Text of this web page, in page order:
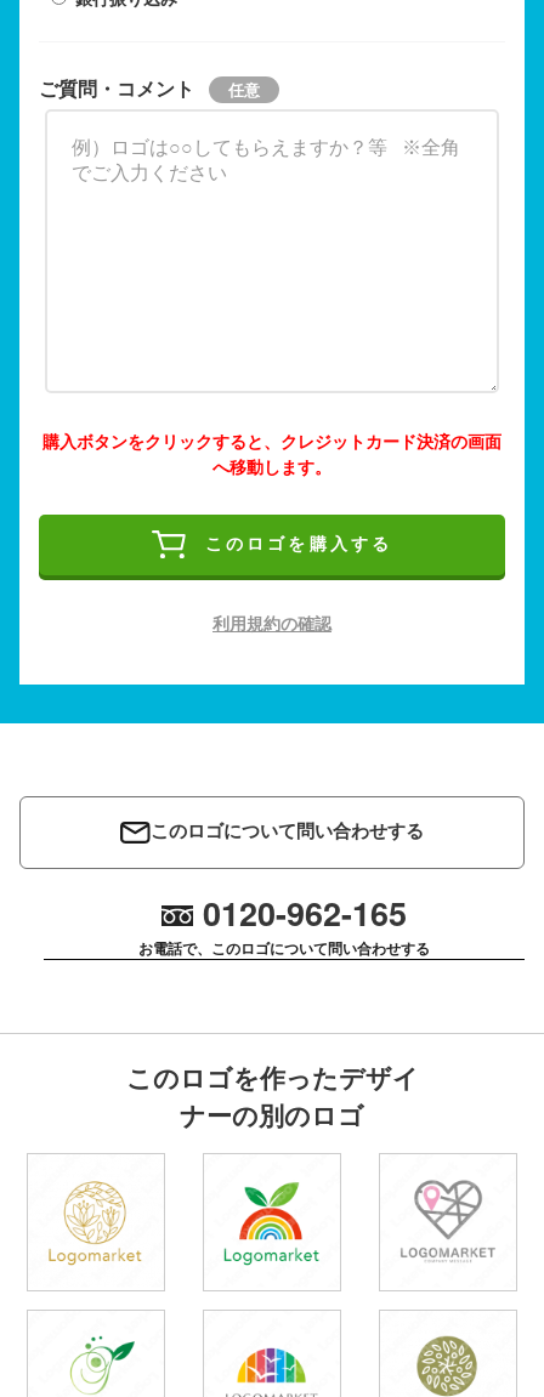
ご質問・コメント
購入ボタンをクリックすると、クレジットカード決済の画面
へ移動します。
このロゴを購入する
利用規約の確認
このロゴについて問い合わせする
0120-962-165
お電話で、このロゴについて問い合わせする
このロゴを作ったデザイ
ナーの別のロゴ